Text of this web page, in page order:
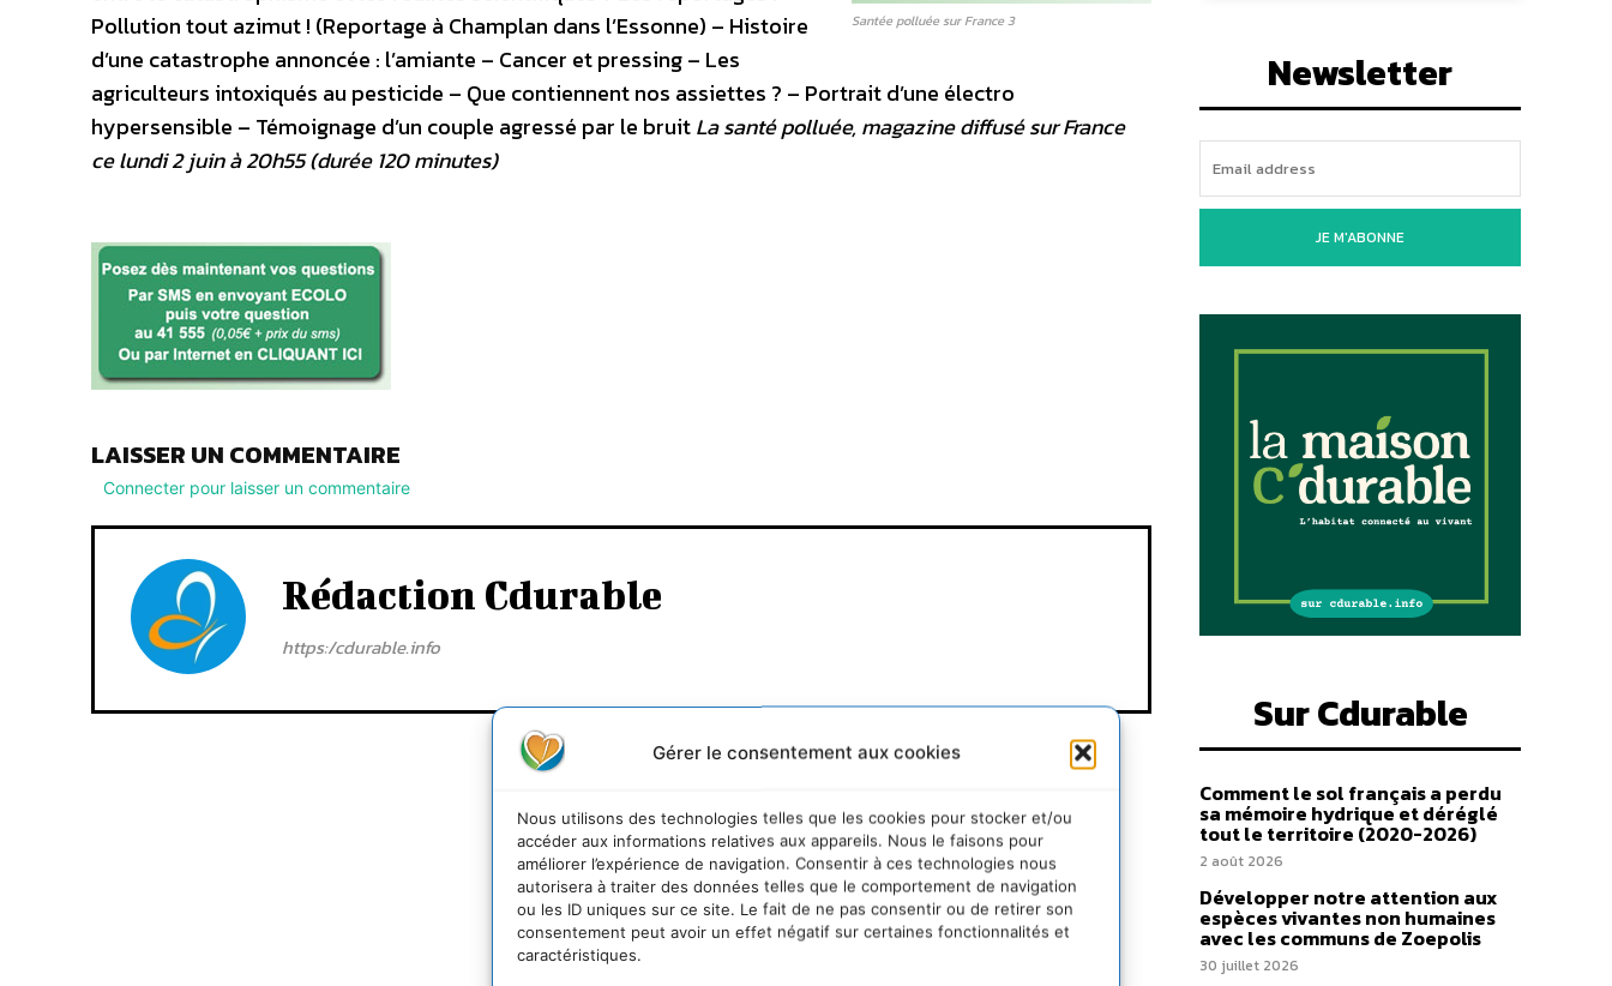
Gérer le consentement aux cookies
Nous utilisons des technologies telles que les cookies pour stocker et/ou
accéder aux informations relatives aux appareils. Nous le faisons pour
améliorer l’expérience de navigation. Consentir à ces technologies nous
autorisera à traiter des données telles que le comportement de navigation
ou les ID uniques sur ce site. Le fait de ne pas consentir ou de retirer son
consentement peut avoir un effet négatif sur certaines fonctionnalités et
caractéristiques.
Santée polluée sur France 3
Pollution tout azimut ! (Reportage à Champlan dans l’Essonne) – Histoire
d’une catastrophe annoncée : l’amiante – Cancer et pressing – Les
agriculteurs intoxiqués au pesticide – Que contiennent nos assiettes ? – Portrait d’une électro
hypersensible – Témoignage d’un couple agressé par le bruitLa santé polluée, magazine diffusé sur France
ce lundi 2 juin à 20h55 (durée 120 minutes)
LAISSER UN COMMENTAIRE
Connecter pour laisser un commentaire
Rédaction Cdurable
https:/cdurable.info
Newsletter
JE M'ABONNE
Sur Cdurable
Comment le sol français a perdu
sa mémoire hydrique et déréglé
tout le territoire (2020-2026)
2 août 2026
Développer notre attention aux
espèces vivantes non humaines
avec les communs de Zoepolis
30 juillet 2026